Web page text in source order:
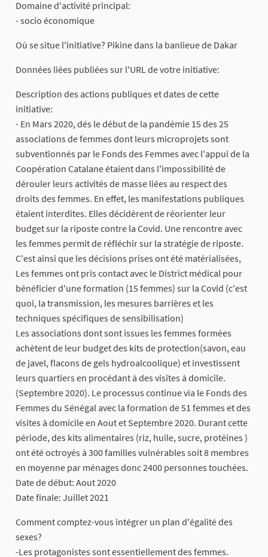
Domaine d'activité principal:
- socio économique
Où se situe l'initiative? Pikine dans la banlieue de Dakar
Données liées publiées sur l'URL de votre initiative:
Description des actions publiques et dates de cette
initiative:
- En Mars 2020, dés le début de la pandémie 15 des 25
associations de femmes dont leurs microprojets sont
subventionnés par le Fonds des Femmes avec l'appui de la
Coopération Catalane étaient dans l'impossibilité de
dérouler leurs activités de masse liées au respect des
droits des femmes. En effet, les manifestations publiques
étaient interdites. Elles décidèrent de réorienter leur
budget sur la riposte contre la Covid. Une rencontre avec
les femmes permit de réfléchir sur la stratégie de riposte.
C'est ainsi que les décisions prises ont été matérialisées,
Les femmes ont pris contact avec le District médical pour
bénéficier d'une formation (15 femmes) sur la Covid (c'est
quoi, la transmission, les mesures barrières et les
techniques spécifiques de sensibilisation)
Les associations dont sont issues les femmes formées
achètent de leur budget des kits de protection(savon, eau
de javel, flacons de gels hydroalcoolique) et investissent
leurs quartiers en procédant à des visites à domicile.
(Septembre 2020). Le processus continue via le Fonds des
Femmes du Sénégal avec la formation de 51 femmes et des
visites à domicile en Aout et Septembre 2020. Durant cette
période, des kits alimentaires (riz, huile, sucre, protéines )
ont été octroyés à 300 familles vulnérables soit 8 membres
en moyenne par ménages donc 2400 personnes touchées.
Date de début: Aout 2020
Date finale: Juillet 2021
Comment comptez-vous intégrer un plan d'égalité des
sexes?
-Les protagonistes sont essentiellement des femmes.